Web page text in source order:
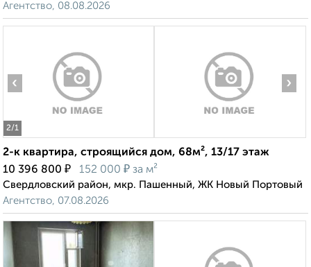
Агентство, 08.08.2026
2/1
‹ ›
2-к квартира, строящийся дом, 68м², 13/17 этаж
10 396 800 ₽ 152 000 ₽ за м²
Свердловский район, мкр. Пашенный, ЖК Новый Портовый
Агентство, 07.08.2026